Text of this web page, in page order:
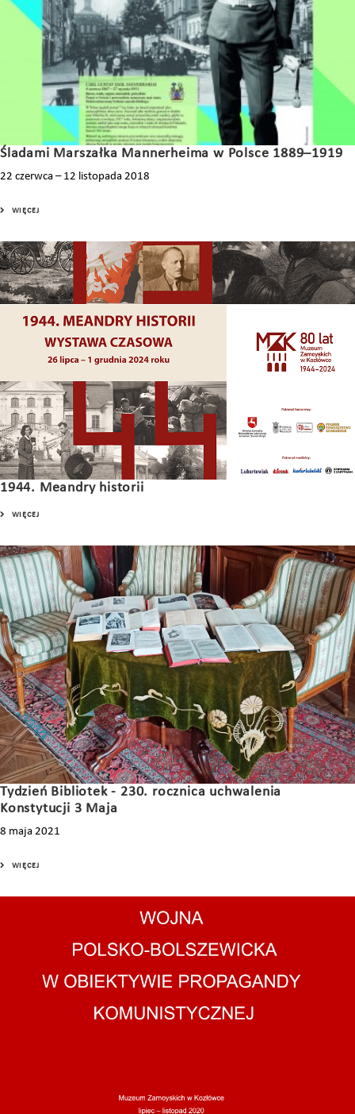
Śladami Marszałka Mannerheima w Polsce 1889–1919
22 czerwca – 12 listopada 2018
WIĘCEJ
1944. Meandry historii
WIĘCEJ
Tydzień Bibliotek - 230. rocznica uchwalenia
Konstytucji 3 Maja
8 maja 2021
WIĘCEJ